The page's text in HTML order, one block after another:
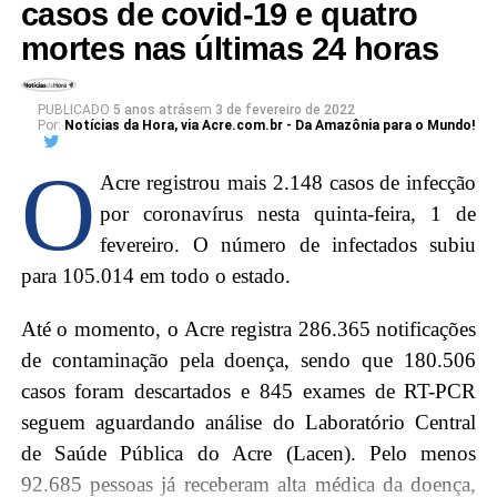
Outras patologias que podem ser atribuídas ao aumento na
procura de atendimentos, segundo o gerente, são a diarreia, com
leptospirose. Somente em março, a unidade registrou 94
notificações, sendo que 17 deram positivo. Em todo o estado,29
casos foram confirmados em 2023
“A síndrome diarreica, juntamente com outras doenças de
veiculação hídrica, como a leptospirose, eles tiveram um ‘boom’
agora neste período pós-enchente — que na verdade não é pós,
pois estamos vivendo as consequências –, justamente por conta
que tiveram contato com água contaminada, que tiveram suas
residências alagadas e ficaram ilhados, de alguma forma tiveram
contato com a água ou objetos procedentes dela, e adquiriram
esse tipo de infecção”, falou.
A dengue foi a doença com o maior número de notificações, com
895 casos prováveis. Sobre isto, ele comentou que apesar de ser
Veja pontos:
Urap Eduardo Asmar
Urap Rozangela Pimentel
Urap Vila Ivonete
Urap Hidalgo de Lima
Urap Ary Rodrigues
Urap Cláudia Vitorino
Policlínica Barral y Barral
Uraps Valdeiza Valdez
Urap Roney Meireles
casos de covid-19 e quatro
mortes nas últimas 24 horas
PUBLICADO 5 anos atrásem 3 de fevereiro de 2022
Por: Notícias da Hora, via Acre.com.br - Da Amazônia para o Mundo!
O Acre registrou mais 2.148 casos de infecção
por coronavírus nesta quinta-feira, 1 de
fevereiro. O número de infectados subiu
para 105.014 em todo o estado.
Até o momento, o Acre registra 286.365 notificações
de contaminação pela doença, sendo que 180.506
casos foram descartados e 845 exames de RT-PCR
seguem aguardando análise do Laboratório Central
de Saúde Pública do Acre (Lacen). Pelo menos
92.685 pessoas já receberam alta médica da doença,